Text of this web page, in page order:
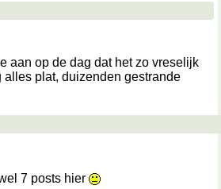
aan op de dag dat het zo vreselijk
alles plat, duizenden gestrande
7 posts hier